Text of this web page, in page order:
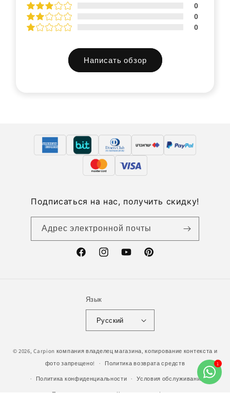
0
0
0
Написать обзор
Подписаться на нас, получить скидку!
Адрес электронной почты
FacebookInstagramYouTubePinterest
Язык
Русский
© 2026,Carpion компания владелец магазина, копирование контекста и
фото запрещено!
Политика возврата средств
Политика конфиденциальности Условия обслуживания